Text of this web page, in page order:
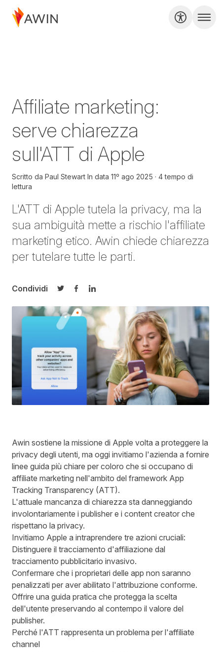
Affiliate marketing:
serve chiarezza
sull'ATT di Apple
Scritto da Paul Stewart In data 11º ago 2025
4 tempo di
lettura
L'ATT di Apple tutela la privacy, ma la
sua ambiguità mette a rischio l'affiliate
marketing etico. Awin chiede chiarezza
per tutelare tutte le parti.
Condividi
Condividi su Twitter
Condividi su Facebook
Condividi su LinkedIn
Awin sostiene la missione di Apple volta a proteggere la
privacy degli utenti, ma oggi invitiamo l'azienda a fornire
linee guida più chiare per coloro che si occupano di
affiliate marketing nell'ambito del framework App
Tracking Transparency (ATT).
L'attuale mancanza di chiarezza sta danneggiando
involontariamente i publisher e i content creator che
rispettano la privacy.
Invitiamo Apple a intraprendere tre azioni cruciali:
Distinguere il tracciamento d'affiliazione dal
tracciamento pubblicitario invasivo.
Confermare che i proprietari delle app non saranno
penalizzati per aver abilitato l'attribuzione conforme.
Offrire una guida pratica che protegga la scelta
dell'utente preservando al contempo il valore del
publisher.
Perché l'ATT rappresenta un problema per l'affiliate
channel